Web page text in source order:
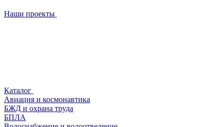
Наши проекты
Каталог
Авиация и космонавтика
БЖД и охрана труда
БПЛА